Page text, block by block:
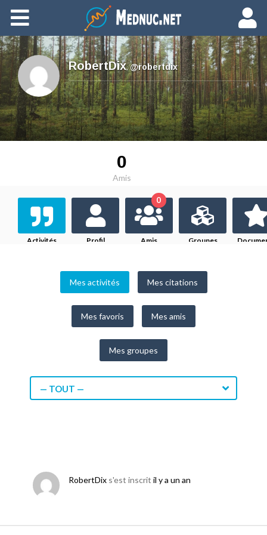
Ajouter du contenu
RobertDix,@robertdix
0
Amis
Activités Profil Amis
0
Groupes
Mes activités Mes citations
Mes favoris Mes amis
Mes groupes
— TOUT —
RobertDix s'est inscrit il y a un an